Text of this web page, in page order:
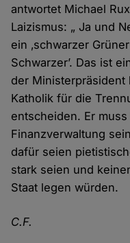
antwortet Michael
Laizismus: „ Ja und
ein ‚schwarzer
Schwarzer’. Das ist
der Ministerpräsident
Katholik für die
entscheiden. Er
Finanzverwaltung
dafür seien
stark seien und
Staat legen würden.
C.F.